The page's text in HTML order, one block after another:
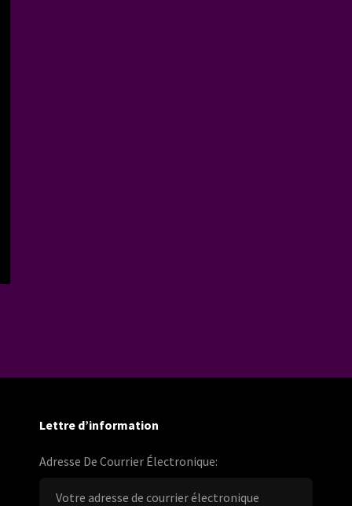
Lettre d’information
Adresse De Courrier Électronique: